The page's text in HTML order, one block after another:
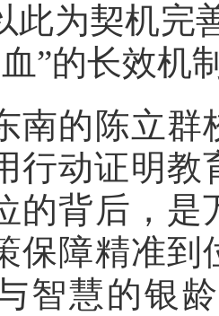
此为契机完
”的长效机
的陈立群
行动证明教
的背后，是
保障精准
智慧的银